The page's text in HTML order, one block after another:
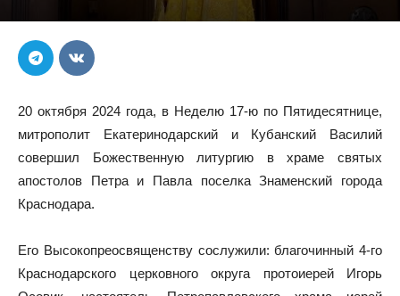
20 октября 2024 года, в Неделю 17-ю по Пятидесятнице,
митрополит Екатеринодарский и Кубанский Василий
совершил Божественную литургию в храме святых
апостолов Петра и Павла поселка Знаменский города
Краснодара.
Его Высокопреосвященству сослужили: благочинный 4-го
Краснодарского церковного округа протоиерей Игорь